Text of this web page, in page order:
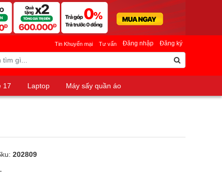
Đăng nhập Đăng ký
Tin Khuyến mại Tư vấn
17 Laptop
Máy sấy quần áo
202809
-